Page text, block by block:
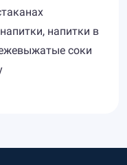
напитки в
соки